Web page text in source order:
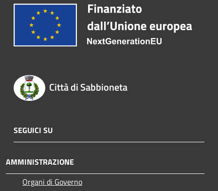
Città di Sabbioneta
SEGUICI SU
AMMINISTRAZIONE
Organi di Governo